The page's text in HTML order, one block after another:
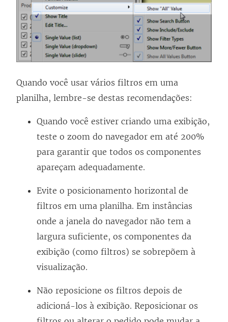
Quando você usar vários filtros em uma
planilha, lembre-se destas recomendações:
Quando você estiver criando uma exibição,
teste o zoom do navegador em até 200%
para garantir que todos os componentes
apareçam adequadamente.
Evite o posicionamento horizontal de
filtros em uma planilha. Em instâncias
onde a janela do navegador não tem a
largura suficiente, os componentes da
exibição (como filtros) se sobrepõem à
visualização.
Não reposicione os filtros depois de
adicioná-los à exibição. Reposicionar os